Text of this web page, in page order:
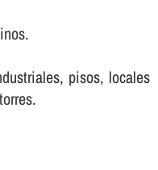
pisos, locales